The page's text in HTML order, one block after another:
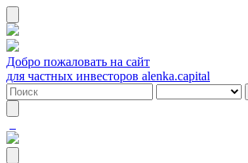
Добро пожаловать на сайт
для частных инвесторов alenka.capital